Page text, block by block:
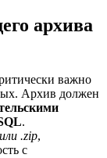
архива
важно
Архив должен
.
.zip,
с